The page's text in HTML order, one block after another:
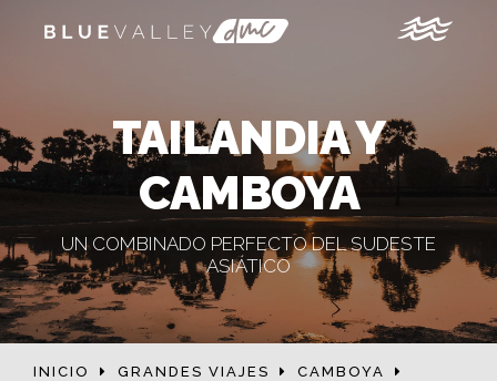
TAILANDIA Y
CAMBOYA
UN COMBINADO PERFECTO DEL SUDESTE
ASIÁTICO
INICIO GRANDES VIAJES
CAMBOYA